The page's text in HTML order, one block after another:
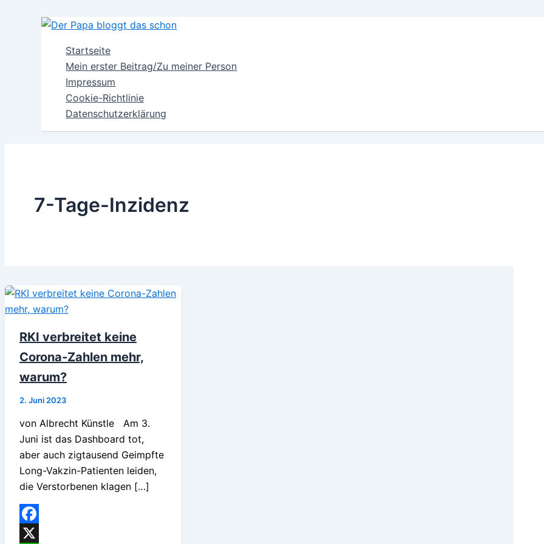
Startseite
Mein erster Beitrag/Zu meiner Person
Impressum
Cookie-Richtlinie
Datenschutzerklärung
7-Tage-Inzidenz
RKI verbreitet keine
Corona-Zahlen mehr,
warum?
2. Juni 2023
von Albrecht Künstle Am 3.
Juni ist das Dashboard tot,
aber auch zigtausend Geimpfte
Long-Vakzin-Patienten leiden,
die Verstorbenen klagen […]
Facebook